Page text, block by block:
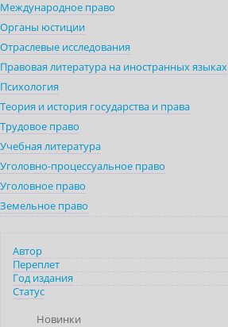
Международное право
Органы юстиции
Отраслевые исследования
Правовая литература на иностранных языках
Психология
Теория и история государства и права
Трудовое право
Учебная литература
Уголовно-процессуальное право
Уголовное право
Земельное право
Автор
Переплет
Год издания
Статус
Новинки